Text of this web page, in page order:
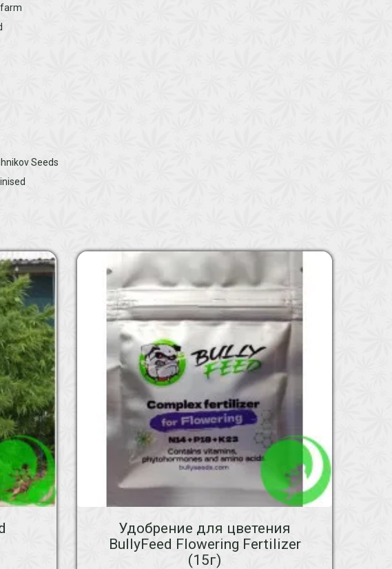
Seeds
Удобрение для цветения
BullyFeed Flowering Fertilizer
(15г)